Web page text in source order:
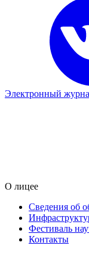
Электронный
О лицее
Сведения об
Фестиваль
Контакты